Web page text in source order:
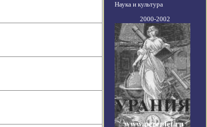
Наука и культура
2000-2002